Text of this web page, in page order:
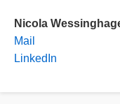
Nicola
Mail
LinkedIn